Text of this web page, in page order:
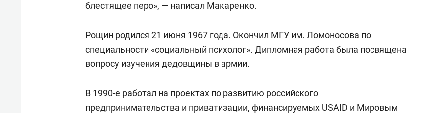
блестящее перо», — написал Макаренко.
Рощин родился 21 июня 1967 года. Окончил МГУ им. Ломоносова по
специальности «социальный психолог». Дипломная работа была посвящена
вопросу изучения дедовщины в армии.
В 1990-е работал на проектах по развитию российского
предпринимательства и приватизации, финансируемых USAID и Мировым
ЖК «Заря»
когда человек не считает
свою сверхнагрузку
с мебелью за 2
для меня это